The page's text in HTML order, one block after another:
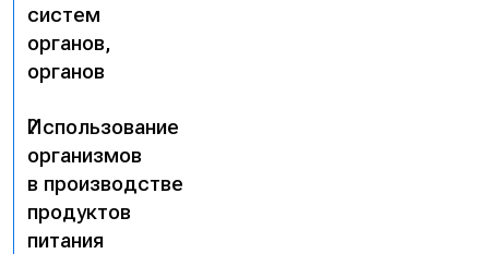
систем
органов,
органов
?
Использование
организмов
в производстве
продуктов
питания